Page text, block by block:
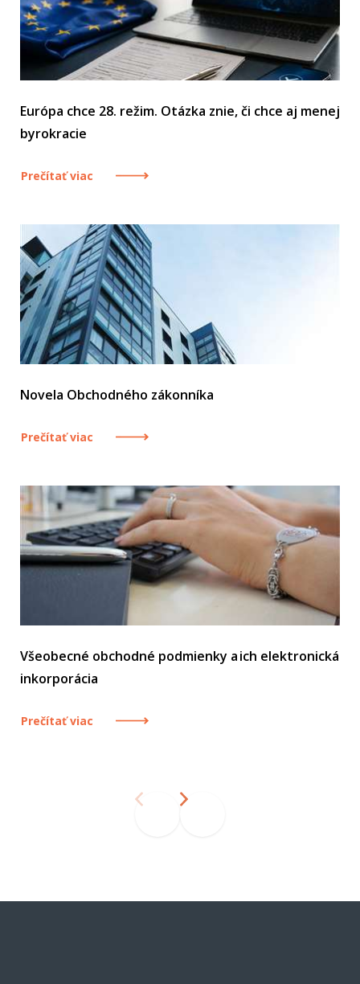
Európa chce 28. režim. Otázka znie, či chce aj menej
byrokracie
Prečítať viac
Novela Obchodného zákonníka
Prečítať viac
Všeobecné obchodné podmienky a ich elektronická
inkorporácia
Prečítať viac